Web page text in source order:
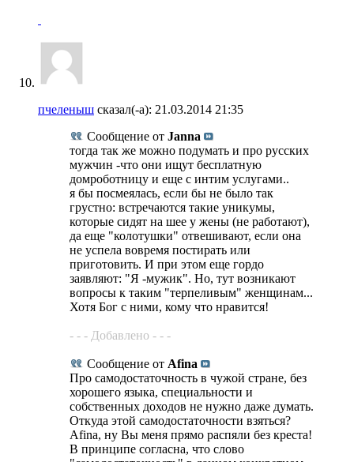
пчеленыш сказал(-а): 21.03.2014 21:35
Сообщение от Janna
тогда так же можно подумать и про русских
мужчин -что они ищут бесплатную
домроботницу и еще с интим услугами..
я бы посмеялась, если бы не было так
грустно: встречаются такие уникумы,
которые сидят на шее у жены (не работают),
да еще "колотушки" отвешивают, если она
не успела вовремя постирать или
приготовить. И при этом еще гордо
заявляют: "Я -мужик". Но, тут возникают
вопросы к таким "терпеливым" женщинам...
Хотя Бог с ними, кому что нравится!
- - - Добавлено - - -
Сообщение от Afina
Про самодостаточность в чужой стране, без
хорошего языка, специальности и
собственных доходов не нужно даже думать.
Откуда этой самодостаточности взяться?
Afina, ну Вы меня прямо распяли без креста!
В принципе согласна, что слово